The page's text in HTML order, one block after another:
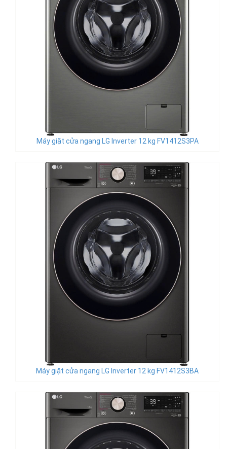
Máy giặt cửa ngang LG Inverter 12 kg FV1412S3PA
Máy giặt cửa ngang LG Inverter 12 kg FV1412S3BA